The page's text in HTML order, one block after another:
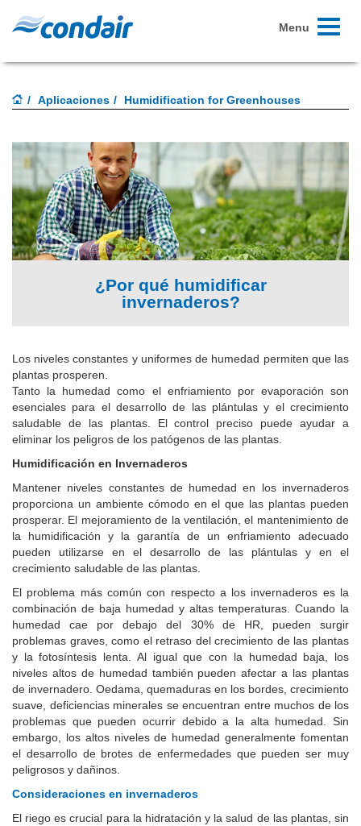
Toggle
Menu
Aplicaciones Humidification for Greenhouses
¿Por qué humidificar
invernaderos?
Los niveles constantes y uniformes de humedad permiten que las
plantas prosperen.
Tanto la humedad como el enfriamiento por evaporación son
esenciales para el desarrollo de las plántulas y el crecimiento
saludable de las plantas. El control preciso puede ayudar a
eliminar los peligros de los patógenos de las plantas.
Humidificación en Invernaderos
Mantener niveles constantes de humedad en los invernaderos
proporciona un ambiente cómodo en el que las plantas pueden
prosperar. El mejoramiento de la ventilación, el mantenimiento de
la humidificación y la garantía de un enfriamiento adecuado
pueden utilizarse en el desarrollo de las plántulas y en el
crecimiento saludable de las plantas.
El problema más común con respecto a los invernaderos es la
combinación de baja humedad y altas temperaturas. Cuando la
humedad cae por debajo del 30% de HR, pueden surgir
problemas graves, como el retraso del crecimiento de las plantas
y la fotosíntesis lenta. Al igual que con la humedad baja, los
niveles altos de humedad también pueden afectar a las plantas
de invernadero. Oedama, quemaduras en los bordes, crecimiento
suave, deficiencias minerales se encuentran entre muchos de los
problemas que pueden ocurrir debido a la alta humedad. Sin
embargo, los altos niveles de humedad generalmente fomentan
el desarrollo de brotes de enfermedades que pueden ser muy
peligrosos y dañinos.
Consideraciones en invernaderos
El riego es crucial para la hidratación y la salud de las plantas, sin